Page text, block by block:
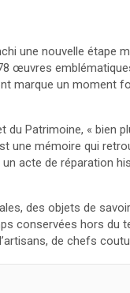
une nouvelle étape
œuvres
marque un moment
Patrimoine, « bien
une mémoire qui
acte de réparation
des objets de
conservées hors du
de chefs